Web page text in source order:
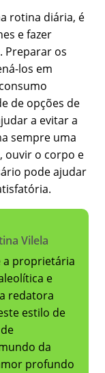
rotina diária, é
e fazer
Preparar os
los em
de opções de
a evitar a
sempre uma
ouvir o corpo e
pode ajudar
Vilela
a proprietária
e
redatora
estilo de
da
profundo